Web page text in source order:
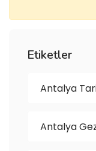
Etiketler
Antalya
Antalya